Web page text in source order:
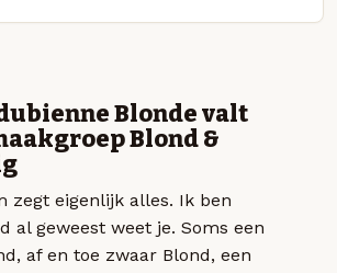
Blonde valt
Blond &
zegt eigenlijk alles. Ik ben
al geweest weet je. Soms een
af en toe zwaar Blond, een